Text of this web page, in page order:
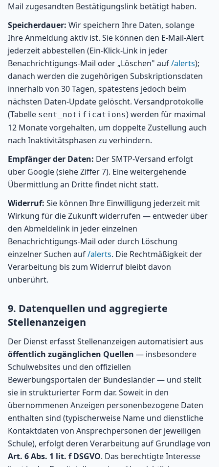
Mail zugesandten Bestätigungslink betätigt haben.
Speicherdauer: Wir speichern Ihre Daten, solange
Ihre Anmeldung aktiv ist. Sie können den E-Mail-Alert
jederzeit abbestellen (Ein-Klick-Link in jeder
Benachrichtigungs-Mail oder „Löschen" auf/alerts);
danach werden die zugehörigen Subskriptionsdaten
innerhalb von 30 Tagen, spätestens jedoch beim
nächsten Daten-Update gelöscht. Versandprotokolle
(Tabelle sent_notifications) werden für maximal
12 Monate vorgehalten, um doppelte Zustellung auch
nach Inaktivitätsphasen zu verhindern.
Empfänger der Daten: Der SMTP-Versand erfolgt
über Google (siehe Ziffer 7). Eine weitergehende
Übermittlung an Dritte findet nicht statt.
Widerruf: Sie können Ihre Einwilligung jederzeit mit
Wirkung für die Zukunft widerrufen — entweder über
den Abmeldelink in jeder einzelnen
Benachrichtigungs-Mail oder durch Löschung
einzelner Suchen auf/alerts. Die Rechtmäßigkeit der
Verarbeitung bis zum Widerruf bleibt davon
unberührt.
9. Datenquellen und aggregierte
Stellenanzeigen
Der Dienst erfasst Stellenanzeigen automatisiert aus
öffentlich zugänglichen Quellen — insbesondere
Schulwebsites und den offiziellen
Bewerbungsportalen der Bundesländer — und stellt
sie in strukturierter Form dar. Soweit in den
übernommenen Anzeigen personenbezogene Daten
enthalten sind (typischerweise Name und dienstliche
Kontaktdaten von Ansprechpersonen der jeweiligen
Schule), erfolgt deren Verarbeitung auf Grundlage von
Art. 6 Abs. 1 lit. f DSGVO. Das berechtigte Interesse